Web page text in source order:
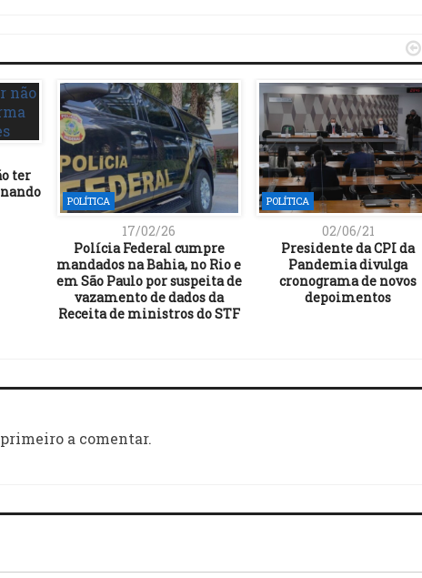
ter
POLÍTICA
17/02/26
Polícia Federal cumpre
mandados na Bahia, no Rio e
em São Paulo por suspeita de
vazamento de dados da
Receita de ministros do STF
POLÍTICA
02/06/21
Presidente da CPI da
Pandemia divulga
cronograma de novos
depoimentos

a comentar.